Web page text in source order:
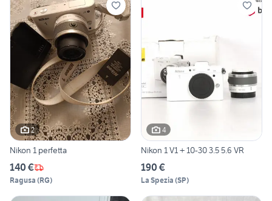
2
Nikon 1 perfetta
140 €
Ragusa (RG)
4
Nikon 1 V1 + 10-30 3.5 5.6 VR
190 €
La Spezia (SP)